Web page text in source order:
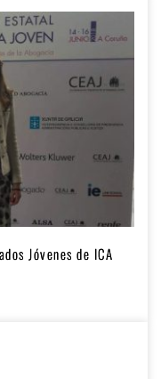
Jóvenes de ICA